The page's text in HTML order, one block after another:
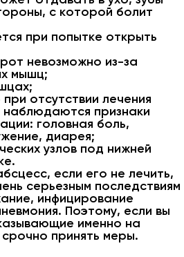
с которой болит
при попытке открыть
невозможно из-за
мышц;
отсутствии лечения
признаки
головная боль,
диарея;
узлов под нижней
если его не лечить,
серьезным последствиям
инфицирование
Поэтому, если вы
именно на
принять меры.